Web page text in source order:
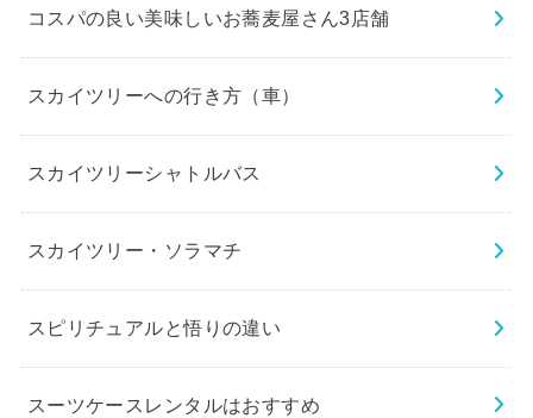
コスパの良い美味しいお蕎麦屋さん3店舗
スカイツリーへの行き方（車）
スカイツリーシャトルバス
スカイツリー・ソラマチ
スピリチュアルと悟りの違い
スーツケースレンタルはおすすめ